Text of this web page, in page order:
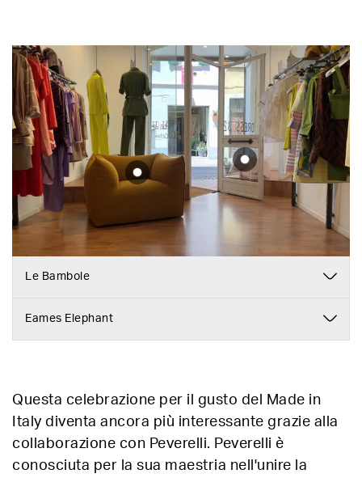
Le Bambole
Eames Elephant
Questa celebrazione per il gusto del Made in
Italy diventa ancora più interessante grazie alla
collaborazione con Peverelli. Peverelli è
conosciuta per la sua maestria nell'unire la